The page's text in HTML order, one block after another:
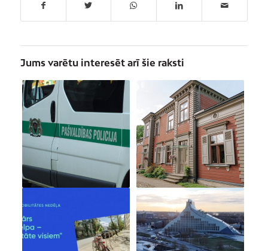
Jums varētu interesēt arī šie raksti